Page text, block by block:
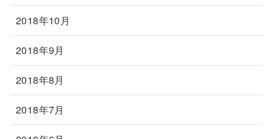
2018年10月
2018年9月
2018年8月
2018年7月